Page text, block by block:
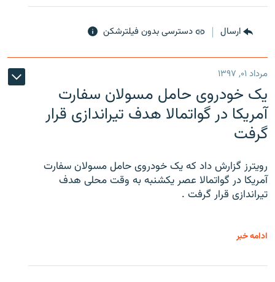
ارسال دسترسی بدون فیلترشکن
مرداد ۰۱, ۱۳۹۷
یک خودروی حامل مسولان سفارت
آمریکا در گواتمالا هدف تیراندازی قرار
گرفت
رویترز گزارش داد که یک خودروی حامل مسولان سفارت
آمریکا در گواتمالا عصر یکشنبه به وقت محلی هدف
تیراندازی قرار گرفت .
ادامه خبر